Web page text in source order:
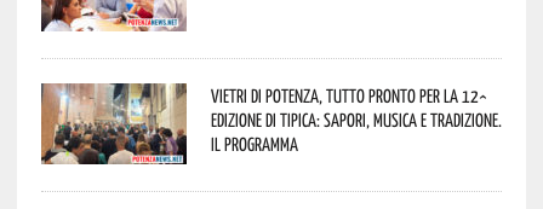
Vietri di Potenza, tutto pronto per la 12^
Edizione di Tipica: sapori, musica e tradizione.
Il programma